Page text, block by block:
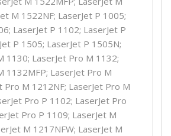
M 1522NF; LaserJet P 1005;
LaserJet P 1102; LaserJet P
P 1505; LaserJet P 1505N;
1130; LaserJet Pro M 1132;
1132MFP; LaserJet Pro M
Pro M 1212NF; LaserJet Pro M
Pro P 1102; LaserJet Pro
Pro P 1109; LaserJet M
M 1217NFW; LaserJet M